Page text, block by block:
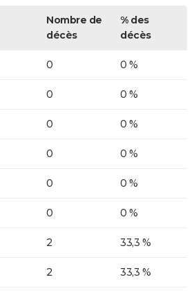
Nombre de
décès
% des
décès
0 0 %
0 0 %
0 0 %
0 0 %
0 0 %
0 0 %
2 33,3 %
2 33,3 %